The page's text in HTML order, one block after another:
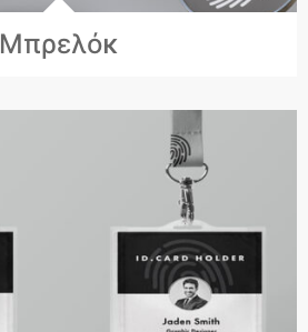
Μπρελόκ